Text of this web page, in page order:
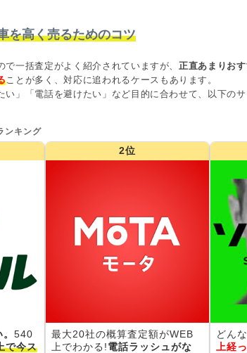
を高く売るためのコツ
で一括査定がよく紹介されていますが、正直あまりおす
ことが多く、対応に追われるケースもあります。
い」「電話を避けたい」など目的に合わせて、以下の
ンキング
540
で今ス
2位
最大20社の概算査定額がWEB
上でわかる!電話ラッシュがな
どん
上経